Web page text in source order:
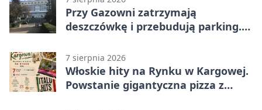
Przy Gazowni zatrzymają
deszczówkę i przebudują parking.
7 sierpnia 2026
Włoskie hity na Rynku w Kargowej.
Powstanie gigantyczna pizza z